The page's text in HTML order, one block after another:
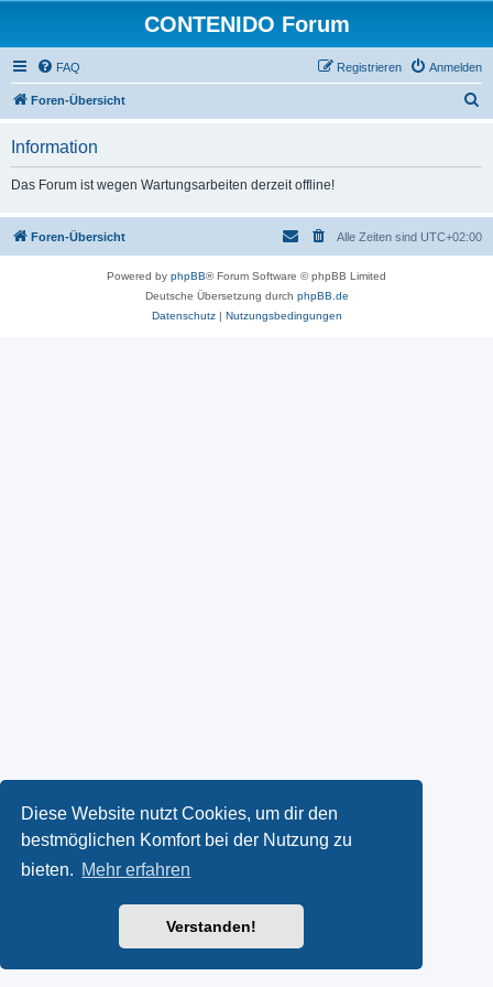
Diese Website nutzt Cookies, um dir den
bestmöglichen Komfort bei der Nutzung zu
bieten. Mehr erfahren
Verstanden!
CONTENIDO Forum
FAQ Anmelden
Registrieren
Foren-Übersicht
Information
Das Forum ist wegen Wartungsarbeiten derzeit offline!
Foren-Übersicht Alle Zeiten sind UTC+02:00
Powered by phpBB® Forum Software © phpBB Limited
Deutsche Übersetzung durch phpBB.de
Datenschutz| Nutzungsbedingungen